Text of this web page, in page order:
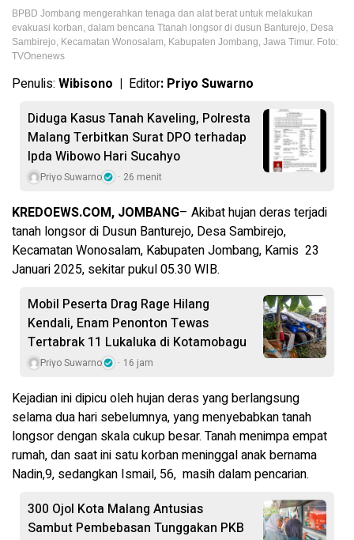
BPBD Jombang mengerahkan tenaga dan alat berat untuk melakukan
evakuasi korban, dalam bencana Ttanah longsor di dusun Banturejo, Desa
Sambirejo, Kecamatan Wonosalam, Kabupaten Jombang, Jawa Timur. Foto:
TVOnenews
Penulis: Wibisono | Editor: Priyo Suwarno
Diduga Kasus Tanah Kaveling, Polresta
Malang Terbitkan Surat DPO terhadap
Ipda Wibowo Hari Sucahyo
Priyo Suwarno 26 menit
KREDOEWS.COM, JOMBANG– Akibat hujan deras terjadi
tanah longsor di Dusun Banturejo, Desa Sambirejo,
Kecamatan Wonosalam, Kabupaten Jombang, Kamis 23
Januari 2025, sekitar pukul 05.30 WIB.
Mobil Peserta Drag Rage Hilang
Kendali, Enam Penonton Tewas
Tertabrak 11 Lukaluka di Kotamobagu
Priyo Suwarno 16 jam
Kejadian ini dipicu oleh hujan deras yang berlangsung
selama dua hari sebelumnya, yang menyebabkan tanah
longsor dengan skala cukup besar. Tanah menimpa empat
rumah, dan saat ini satu korban meninggal anak bernama
Nadin,9, sedangkan Ismail, 56, masih dalam pencarian.
300 Ojol Kota Malang Antusias
Sambut Pembebasan Tunggakan PKB